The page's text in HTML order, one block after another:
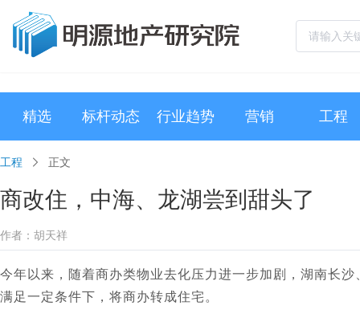
精选 标杆动态 行业趋势 营销 工程
工程 正文
商改住，中海、龙湖尝到甜头了
作者：胡天祥
今年以来，随着商办类物业去化压力进一步加剧，湖南长
满足一定条件下，将商办转成住宅。